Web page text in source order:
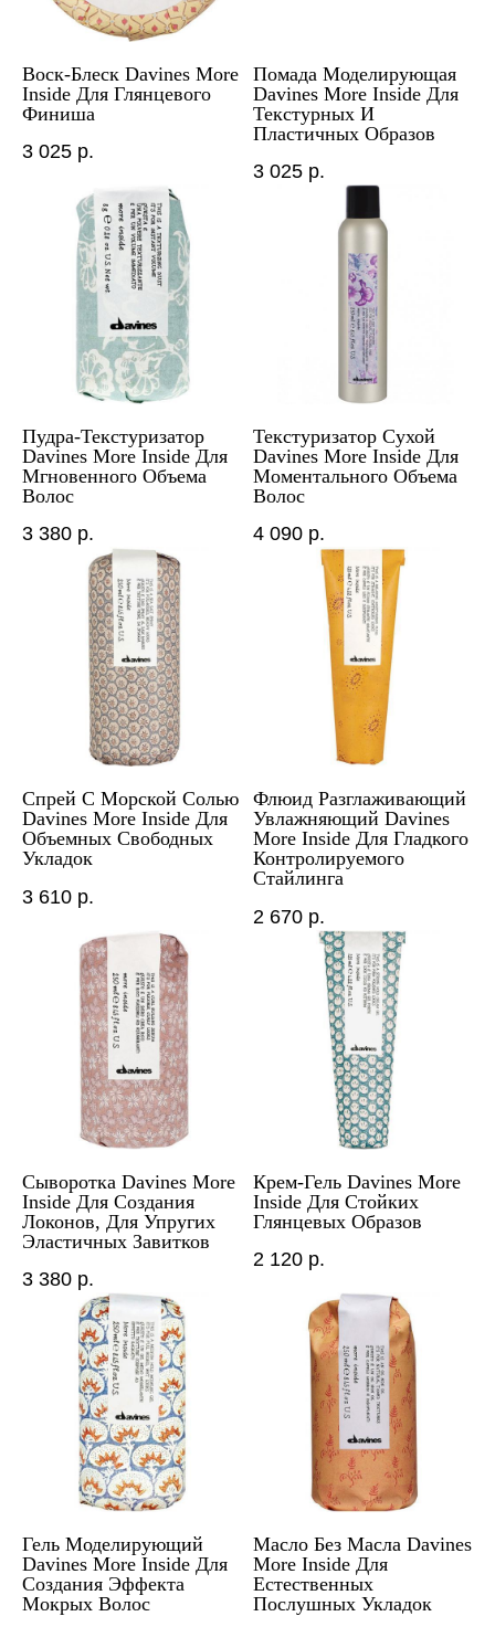
Воск-Блеск Davines More
Inside Для Глянцевого
Финиша
3 025 р.
Помада Моделирующая
Davines More Inside Для
Текстурных И
Пластичных Образов
3 025 р.
Пудра-Текстуризатор
Davines More Inside Для
Мгновенного Объема
Волос
3 380 р.
Текстуризатор Сухой
Davines More Inside Для
Моментального Объема
Волос
4 090 р.
Спрей С Морской Солью
Davines More Inside Для
Объемных Свободных
Укладок
3 610 р.
Флюид Разглаживающий
Увлажняющий Davines
More Inside Для Гладкого
Контролируемого
Стайлинга
2 670 р.
Сыворотка Davines More
Inside Для Создания
Локонов, Для Упругих
Эластичных Завитков
3 380 р.
Крем-Гель Davines More
Inside Для Стойких
Глянцевых Образов
2 120 р.
Гель Моделирующий
Davines More Inside Для
Создания Эффекта
Мокрых Волос
Масло Без Масла Davines
More Inside Для
Естественных
Послушных Укладок